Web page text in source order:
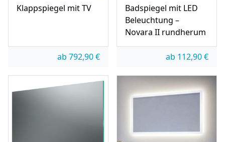
Klappspiegel mit TV
ab 792,90€
Badspiegel mit LED
Beleuchtung –
Novara II rundherum
ab 112,90€